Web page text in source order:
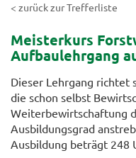
< zurück zur Trefferliste
Meisterkurs
Aufbaulehrgang
Dieser Lehrgang richtet
die schon selbst
Weiterbewirtschaftung
Ausbildungsgrad
Ausbildung beträgt 248